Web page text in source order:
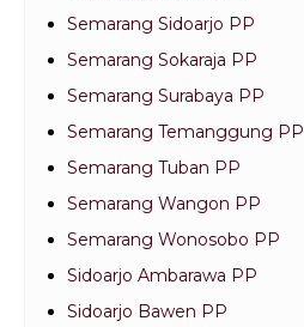
Semarang Sidoarjo PP
Semarang Sokaraja PP
Semarang Surabaya PP
Semarang Temanggung PP
Semarang Tuban PP
Semarang Wangon PP
Semarang Wonosobo PP
Sidoarjo Ambarawa PP
Sidoarjo Bawen PP